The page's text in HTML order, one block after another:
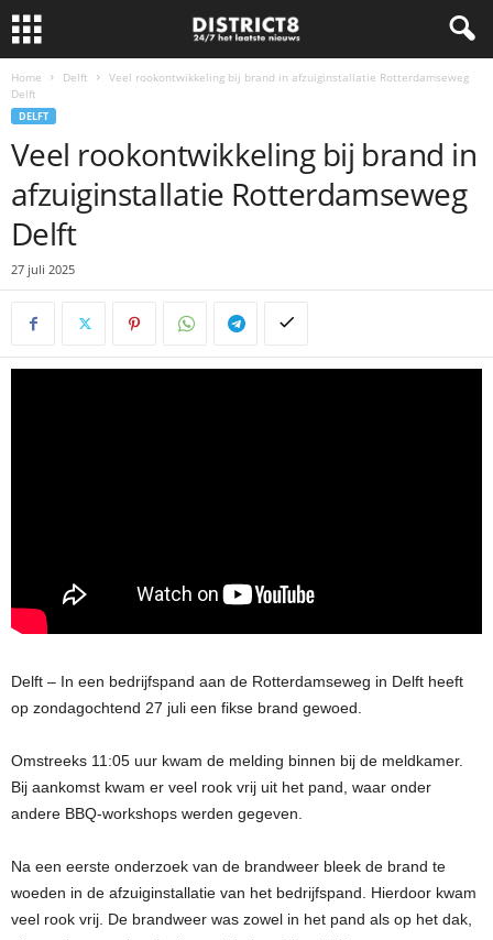
Home Delft
Veel rookontwikkeling bij brand in afzuiginstallatie Rotterdamseweg
Delft
DELFT
Veel rookontwikkeling bij brand in
afzuiginstallatie Rotterdamseweg
Delft
27 juli 2025
Delft – In een bedrijfspand aan de Rotterdamseweg in Delft heeft
op zondagochtend 27 juli een fikse brand gewoed.
Omstreeks 11:05 uur kwam de melding binnen bij de meldkamer.
Bij aankomst kwam er veel rook vrij uit het pand, waar onder
andere BBQ-workshops werden gegeven.
Na een eerste onderzoek van de brandweer bleek de brand te
woeden in de afzuiginstallatie van het bedrijfspand. Hierdoor kwam
veel rook vrij. De brandweer was zowel in het pand als op het dak,